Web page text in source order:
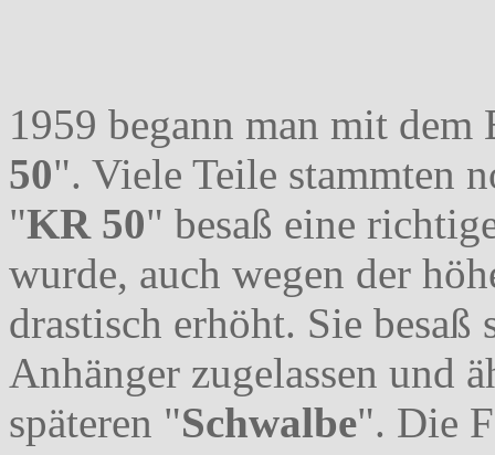
1959 begann man mit
50". Viele Teile stammten
"KR 50" besaß eine
wurde, auch wegen der
drastisch erhöht. Sie
Anhänger zugelassen und
späteren "Schwalbe". Die